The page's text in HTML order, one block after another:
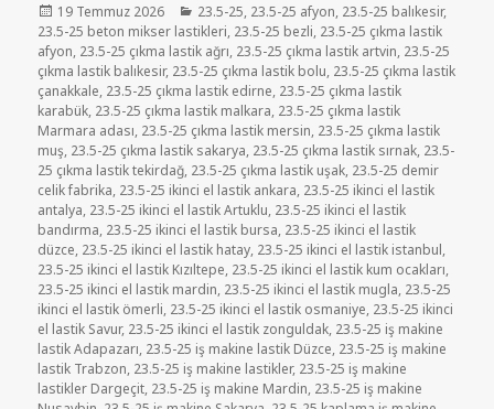
Yayın
tarihi
19 Temmuz 2026 Kategoriler
23.5-25, 23.5-25 afyon, 23.5-25 balıkesir,
23.5-25 beton mikser lastikleri, 23.5-25 bezli, 23.5-25 çıkma lastik
afyon, 23.5-25 çıkma lastik ağrı, 23.5-25 çıkma lastik artvin, 23.5-25
çıkma lastik balıkesir, 23.5-25 çıkma lastik bolu, 23.5-25 çıkma lastik
çanakkale, 23.5-25 çıkma lastik edirne, 23.5-25 çıkma lastik
karabük, 23.5-25 çıkma lastik malkara, 23.5-25 çıkma lastik
Marmara adası, 23.5-25 çıkma lastik mersin, 23.5-25 çıkma lastik
muş, 23.5-25 çıkma lastik sakarya, 23.5-25 çıkma lastik sırnak, 23.5-
25 çıkma lastik tekirdağ, 23.5-25 çıkma lastik uşak, 23.5-25 demir
celik fabrika, 23.5-25 ikinci el lastik ankara, 23.5-25 ikinci el lastik
antalya, 23.5-25 ikinci el lastik Artuklu, 23.5-25 ikinci el lastik
bandırma, 23.5-25 ikinci el lastik bursa, 23.5-25 ikinci el lastik
düzce, 23.5-25 ikinci el lastik hatay, 23.5-25 ikinci el lastik istanbul,
23.5-25 ikinci el lastik Kızıltepe, 23.5-25 ikinci el lastik kum ocakları,
23.5-25 ikinci el lastik mardin, 23.5-25 ikinci el lastik mugla, 23.5-25
ikinci el lastik ömerli, 23.5-25 ikinci el lastik osmaniye, 23.5-25 ikinci
el lastik Savur, 23.5-25 ikinci el lastik zonguldak, 23.5-25 iş makine
lastik Adapazarı, 23.5-25 iş makine lastik Düzce, 23.5-25 iş makine
lastik Trabzon, 23.5-25 iş makine lastikler, 23.5-25 iş makine
lastikler Dargeçit, 23.5-25 iş makine Mardin, 23.5-25 iş makine